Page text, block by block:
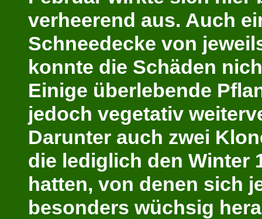
verheerend aus. Auch
Schneedecke von
konnte die Schäden
Einige überlebende
jedoch vegetativ
Darunter auch zwei
die lediglich den Winter
hatten, von denen sich
besonders wüchsig